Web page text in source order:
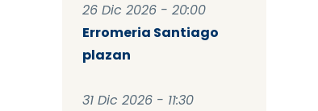
26 Dic 2026 - 20:00
Erromeria Santiago
plazan
31 Dic 2026 - 11:30